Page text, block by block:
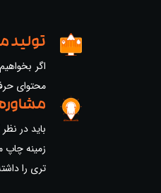
تولید
اگر
محتوای
باید در
زمینه چاپ
تری را